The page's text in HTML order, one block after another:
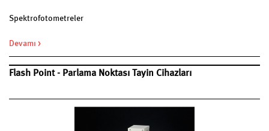
Spektrofotometreler
Devamı >
Flash Point - Parlama Noktası Tayin Cihazları